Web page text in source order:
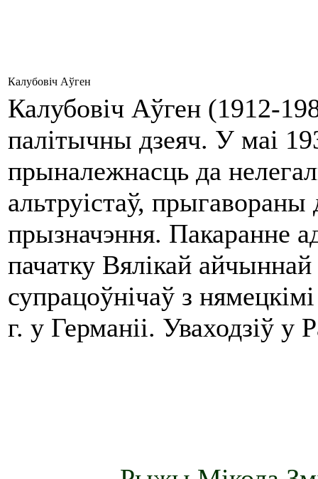
Калубовіч Аўген
Калубовіч Аўген (1912-
палітычны дзеяч. У маі
прыналежнасць да
альтруістаў, прыгавораны
прызначэння. Пакаранне
пачатку Вялікай
супрацоўнічаў з
г. у Германіі. Уваходзіў